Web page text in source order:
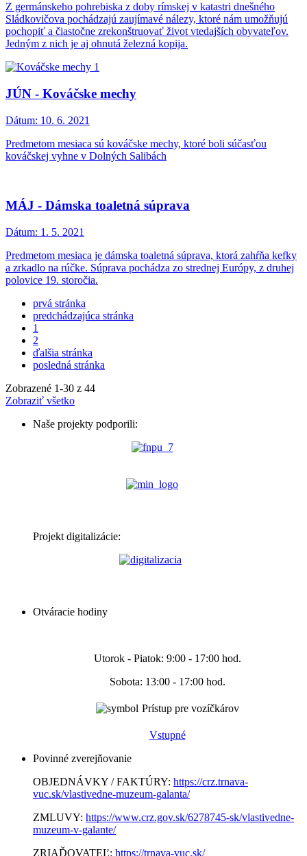
Z germánskeho pohrebiska z doby rímskej v katastri dnešného
Sládkovičova pochádzajú zaujímavé nálezy, ktoré nám umožňujú
pochopiť a čiastočne zrekonštruovať život vtedajších obyvateľov.
Jedným z nich je aj ohnutá železná kopija.
JÚN - Kováčske mechy
Dátum: 10. 6. 2021
Predmetom mesiaca sú kováčske mechy, ktoré boli súčasťou
kováčskej vyhne v Dolných Salibách
MÁJ - Dámska toaletná súprava
Dátum: 1. 5. 2021
Predmetom mesiaca je dámska toaletná súprava, ktorá zahŕňa kefky
a zrkadlo na rúčke. Súprava pochádza zo strednej Európy, z druhej
polovice 19. storočia.
prvá stránka
predchádzajúca stránka
1
2
ďalšia stránka
posledná stránka
Zobrazené 1-30 z 44
Zobraziť všetko
Naše projekty podporili:
Projekt digitalizácie:
Otváracie hodiny
Utorok - Piatok: 9:00 - 17:00 hod.
Sobota: 13:00 - 17:00 hod.
Prístup pre vozíčkárov
Vstupné
Povinné zverejňovanie
OBJEDNÁVKY / FAKTÚRY: https://crz.trnava-
vuc.sk/vlastivedne-muzeum-galanta/
ZMLUVY: https://www.crz.gov.sk/6278745-sk/vlastivedne-
muzeum-v-galante/
ZRIAĎOVATEĽ: https://trnava-vuc.sk/